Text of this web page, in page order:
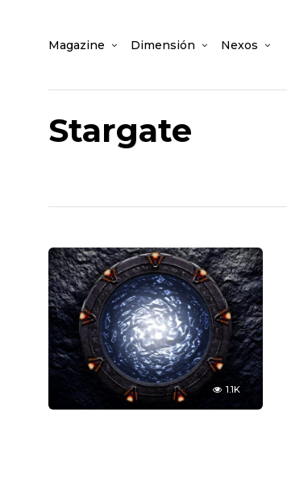
Magazine Dimensión Nexos
Stargate
1.1K